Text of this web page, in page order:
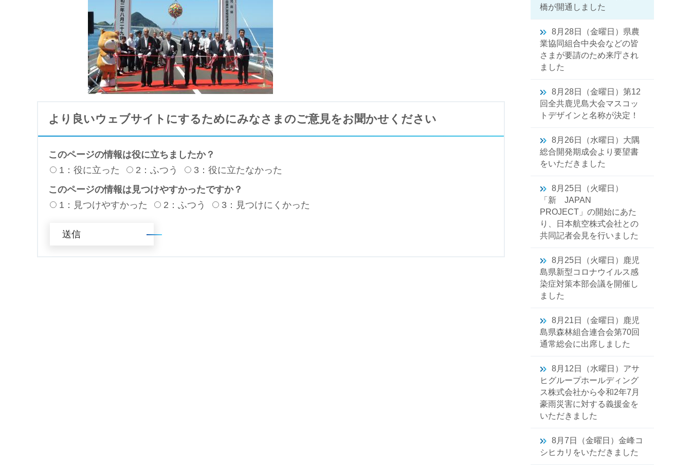
より良いウェブサイトにするためにみなさまのご意見をお聞かせください
このページの情報は役に立ちましたか？
1：役に立った
2：ふつう
3：役に立たなかった
このページの情報は見つけやすかったですか？
1：見つけやすかった
2：ふつう 3：見つけにくかった
橋が開通しました
8月28日（金曜日）県農
業協同組合中央会などの皆
さまが要請のため来庁され
ました
8月28日（金曜日）第12
回全共鹿児島大会マスコッ
トデザインと名称が決定！
8月26日（水曜日）大隅
総合開発期成会より要望書
をいただきました
8月25日（火曜日）
「新 JAPAN
PROJECT」の開始にあた
り、日本航空株式会社との
共同記者会見を行いました
8月25日（火曜日）鹿児
島県新型コロナウイルス感
染症対策本部会議を開催し
ました
8月21日（金曜日）鹿児
島県森林組合連合会第70回
通常総会に出席しました
8月12日（水曜日）アサ
ヒグループホールディング
ス株式会社から令和2年7月
豪雨災害に対する義援金を
いただきました
8月7日（金曜日）金峰コ
シヒカリをいただきました